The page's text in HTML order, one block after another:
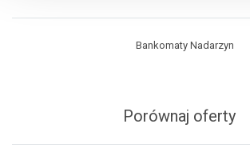
Bankomaty Nadarzyn
Porównaj oferty